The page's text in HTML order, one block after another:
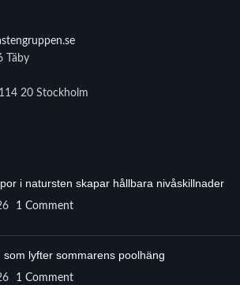
Täby
20 Stockholm
i natursten skapar hållbara nivåskillnader
1 Comment
som lyfter sommarens poolhäng
1 Comment